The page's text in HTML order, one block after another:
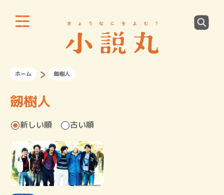
ホーム 劔樹人
劔樹人
新しい順 古い順